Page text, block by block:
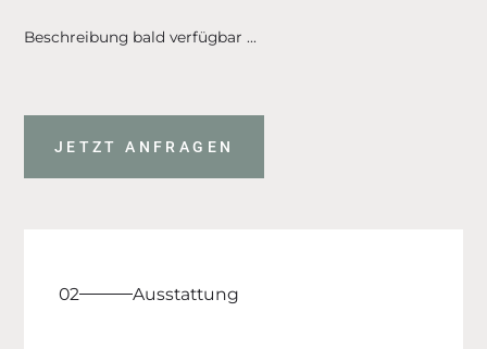
Beschreibung bald verfügbar ...
JETZT ANFRAGEN
02 Ausstattung